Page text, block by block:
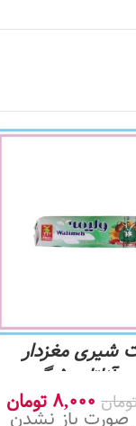
شیری مغزدار
50 گرم
8,000 تومان
صورت باز نشدن